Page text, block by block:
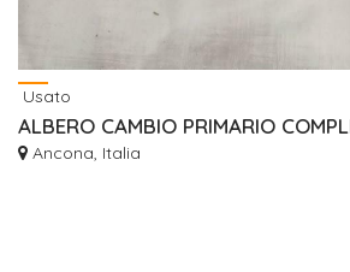
Usato
Ancona, Italia